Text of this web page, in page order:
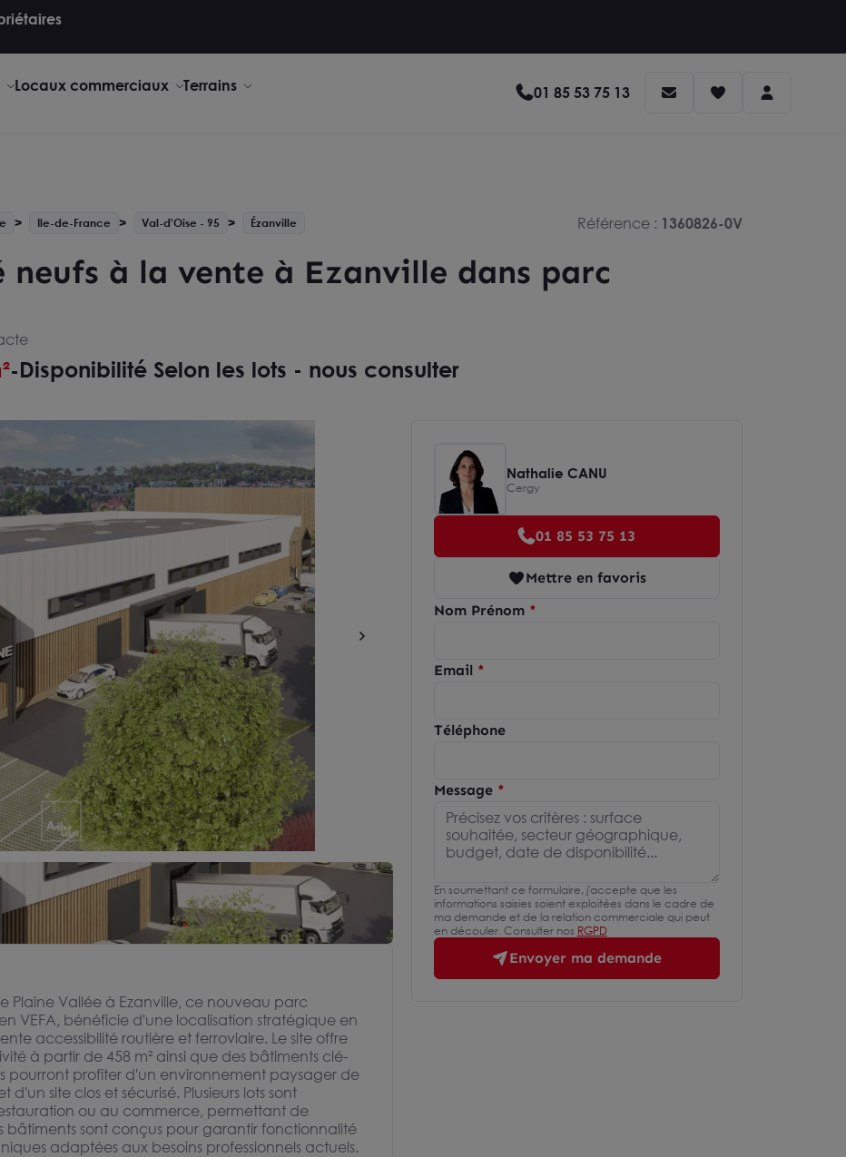
Locaux commerciaux Terrains 01 85 53 75 13
Ile-de-France Val-d'Oise - 95 Ézanville Référence : 1360826-0V
à la vente à Ezanville dans parc
-Disponibilité Selon les lots - nous consulter
Vallée à Ezanville, ce nouveau parc
VEFA, bénéficie d'une localisation stratégique en
accessibilité routière et ferroviaire. Le site offre
à partir de 458 m² ainsi que des bâtiments clé-
pourront profiter d'un environnement paysager de
site clos et sécurisé. Plusieurs lots sont
ou au commerce, permettant de
bâtiments sont conçus pour garantir fonctionnalité
adaptées aux besoins professionnels actuels.
Nathalie CANU
Cergy
01 85 53 75 13
Mettre en favoris
Nom Prénom
Email
Téléphone
Message
En soumettant ce formulaire, j'accepte que les
informations saisies soient exploitées dans le cadre de
ma demande et de la relation commerciale qui peut
en découler. Consulter nos RGPD
Envoyer ma demande